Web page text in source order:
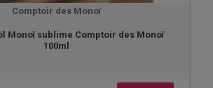
Comptoir des Monoï
Monoï sublime Comptoir des Monoï
100ml